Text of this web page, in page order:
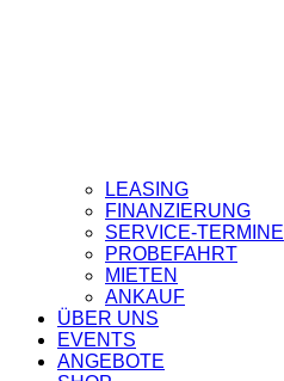
LEASING
FINANZIERUNG
SERVICE-TERMINE
PROBEFAHRT
MIETEN
ANKAUF
ÜBER UNS
EVENTS
ANGEBOTE